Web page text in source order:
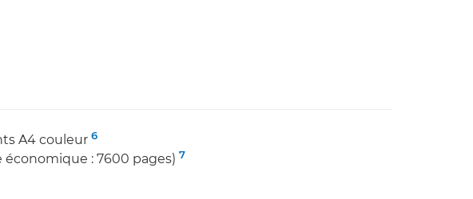
A4 couleur 6
économique : 7600 pages) 7